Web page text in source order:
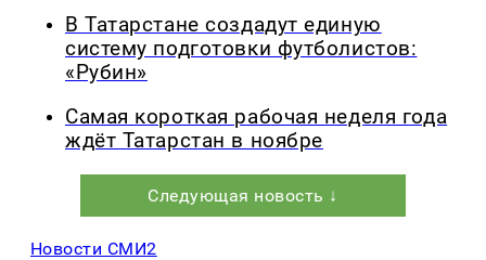
В Татарстане создадут единую
систему подготовки футболистов:
«Рубин»
Самая короткая рабочая неделя года
ждёт Татарстан в ноябре
Следующая новость ↓
Новости СМИ2